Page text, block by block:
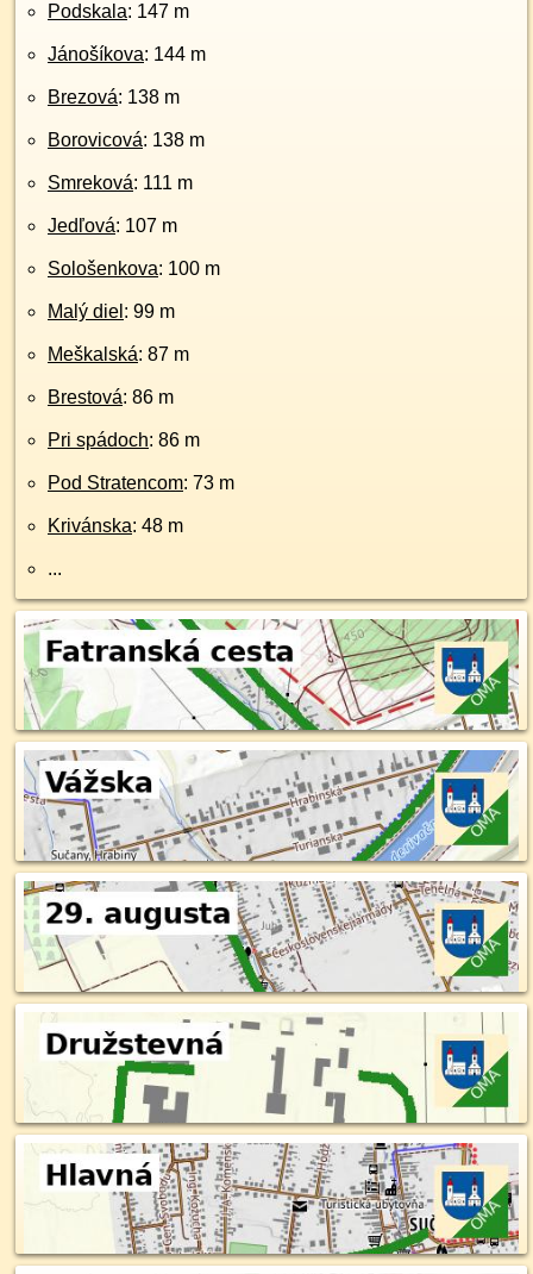
Podskala: 147 m
Jánošíkova: 144 m
Brezová: 138 m
Borovicová: 138 m
Smreková: 111 m
Jedľová: 107 m
Sološenkova: 100 m
Malý diel : 99 m
Meškalská: 87 m
Brestová: 86 m
Pri spádoch: 86 m
Pod Stratencom: 73 m
Krivánska: 48 m
...